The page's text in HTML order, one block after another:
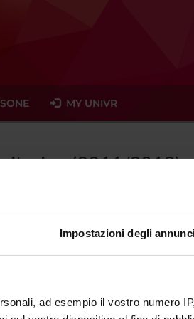
Impostazioni degli
ad esempio il vostro numero
MY UNIVR
- (2011/2012)
relativo all'insegnamento